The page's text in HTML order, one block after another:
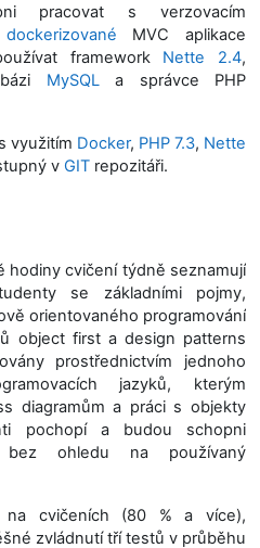
pracovat s verzovacím
dockerizované MVC aplikace
framework Nette 2.4,
MySQLa správce PHP
využitím Docker, PHP 7.3, Nette
v GIT repozitáři.
hodiny cvičení týdně seznamují
se základními pojmy,
orientovaného programování
object first a design patterns
prostřednictvím jednoho
jazyků, kterým
diagramům a práci s objekty
pochopí a budou schopni
bez ohledu na používaný
na cvičeních (80 % a více),
zvládnutí tří testů v průběhu